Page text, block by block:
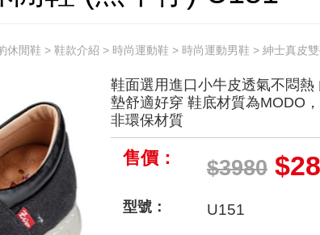
休閒鞋 > 鞋款介紹 > 時尚運動鞋 > 時尚運動男鞋 > 紳士真皮
鞋面選用進口小牛皮透氣不悶熱
墊舒適好穿 鞋底材質為MODO
非環保材質
售價： $3980
型號： U151